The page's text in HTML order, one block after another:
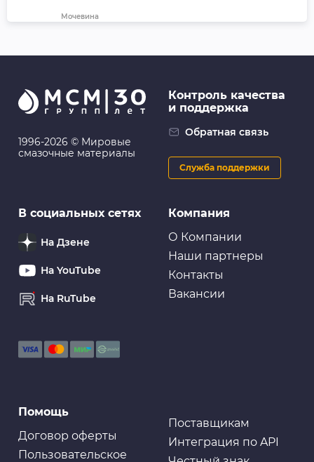
Мочевина
1996-2026 © Мировые
смазочные материалы
Компания
О Компании
Наши партнеры
Контакты
Вакансии
Помощь
Договор оферты
Пользовательское
Поставщикам
Интеграция по API
Контроль качества
и поддержка
Обратная связь
Служба поддержки
В социальных сетях
На Дзене
На YouTube
На RuTube